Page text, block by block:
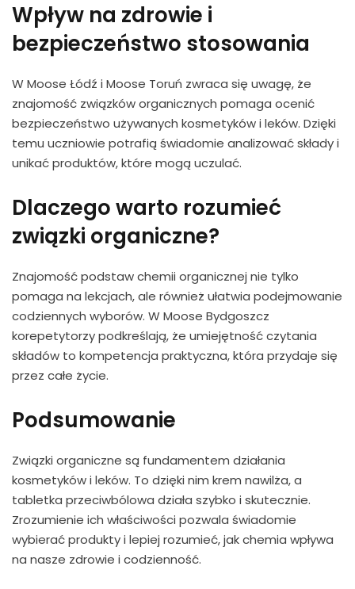
Wpływ na zdrowie i
bezpieczeństwo stosowania
W Moose Łódź i Moose Toruń zwraca się uwagę, że
znajomość związków organicznych pomaga ocenić
bezpieczeństwo używanych kosmetyków i leków. Dzięki
temu uczniowie potrafią świadomie analizować składy i
unikać produktów, które mogą uczulać.
Dlaczego warto rozumieć
związki organiczne?
Znajomość podstaw chemii organicznej nie tylko
pomaga na lekcjach, ale również ułatwia podejmowanie
codziennych wyborów. W Moose Bydgoszcz
korepetytorzy podkreślają, że umiejętność czytania
składów to kompetencja praktyczna, która przydaje się
przez całe życie.
Podsumowanie
Związki organiczne są fundamentem działania
kosmetyków i leków. To dzięki nim krem nawilża, a
tabletka przeciwbólowa działa szybko i skutecznie.
Zrozumienie ich właściwości pozwala świadomie
wybierać produkty i lepiej rozumieć, jak chemia wpływa
na nasze zdrowie i codzienność.